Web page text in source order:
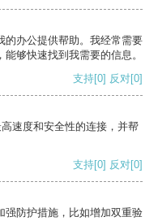
的办公提供帮助。我经常需要
够快速找到我需要的信息。
支持[0] 反对[0]
速度和安全性的连接，并帮
支持[0] 反对[0]
强防护措施，比如增加双重验